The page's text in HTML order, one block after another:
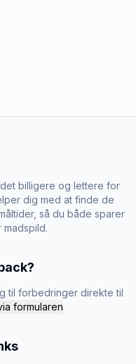
billigere og lettere for
dig med at finde de
så du både sparer
til forbedringer direkte til
formularen